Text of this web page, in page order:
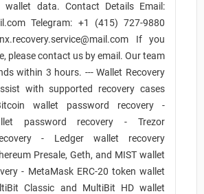
wallet data. Contact Details Email:
Telegram: +1 (415) 727-9880
If you
please contact us by email. Our team
within 3 hours. --- Wallet Recovery
with supported recovery cases
wallet password recovery -
password recovery - Trezor
- Ledger wallet recovery
Presale, Geth, and MIST wallet
- MetaMask ERC-20 token wallet
Classic and MultiBit HD wallet